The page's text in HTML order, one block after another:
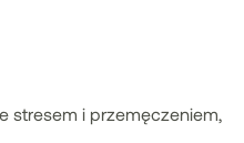
stresem i przemęczeniem,